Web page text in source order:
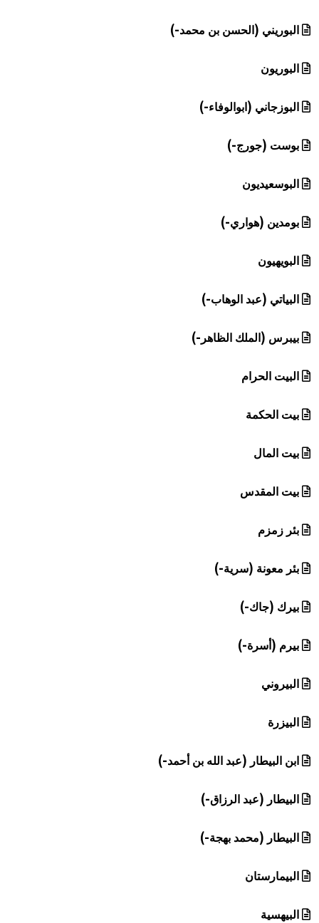
البوريني (الحسن بن محمد-)
البوريون
البوزجاني (ابوالوفاء-)
بوست (جورج-)
البوسعيديون
بومدين (هواري-)
البويهيون
البياتي (عبد الوهاب-)
بيبرس (الملك الظاهر-)
البيت الحرام
بيت الحكمة
بيت المال
بيت المقدس
بئر زمزم
بئر معونة (سرية-)
بيرك (جاك-)
بيرم (أسرة-)
البيروني
البيزرة
ابن البيطار (عبد الله بن أحمد-)
البيطار (عبد الرزاق-)
البيطار (محمد بهجة-)
البيمارستان
البيهسية